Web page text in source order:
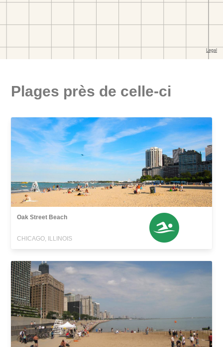
Plages près de celle-ci
Oak Street Beach
CHICAGO, ILLINOIS